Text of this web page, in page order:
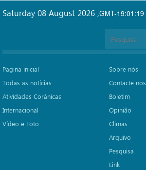
GMT-19:01:19
Saturday 08 August 2026 ,
Pagina inicial
Todas as notícias
Atividades Corânicas
Internacional
Vídeo e Foto
Sobre nós
Contacte nos
Boletim
Opinião
Climas
Arquivo
Pesquisa
Link